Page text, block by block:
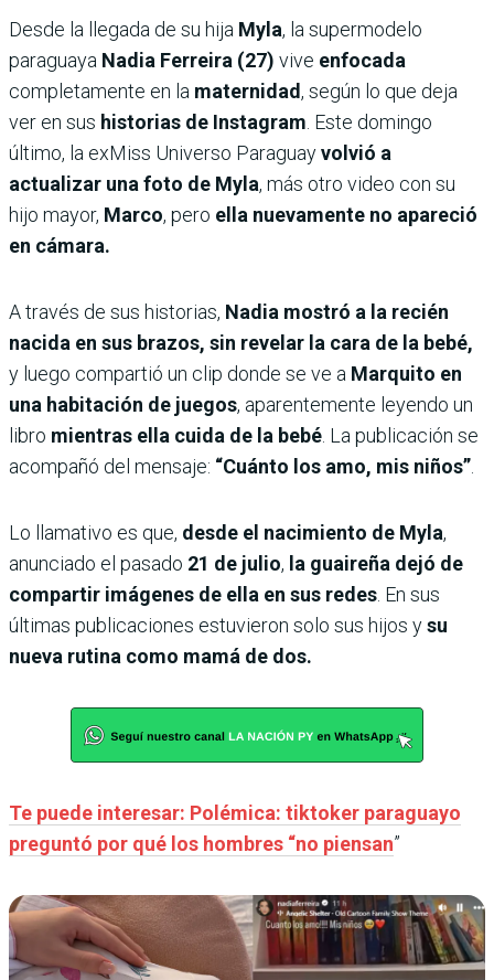
Desde la llegada de su hija Myla, la supermodelo
paraguaya Nadia Ferreira (27) vive enfocada
completamente en la maternidad, según lo que deja
ver en sus historias de Instagram . Este domingo
último, la exMiss Universo Paraguayvolvió a
actualizar una foto de Myla, más otro video con su
hijo mayor, Marco, pero ella nuevamente no apareció
en cámara.
A través de sus historias, Nadia mostró a la recién
nacida en sus brazos, sin revelar la cara de la bebé,
y luego compartió un clip donde se ve a Marquito en
una habitación de juegos, aparentemente leyendo un
libro mientras ella cuida de la bebé . La publicación se
acompañó del mensaje: “Cuánto los amo, mis niños”
Lo llamativo es que, desde el nacimiento de Myla,
anunciado el pasado 21 de julio, la guaireña dejó de
compartir imágenes de ella en sus redes . En sus
últimas publicaciones estuvieron solo sus hijos ysu
nueva rutina como mamá de dos.
Te puede interesar: Polémica: tiktoker paraguayo
preguntó por qué los hombres “no piensan”